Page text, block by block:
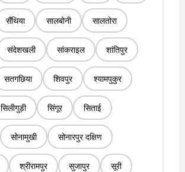
सैंथिया सालबोनी सालतोरा
संदेशखली सांकराइल शांतिपुर
सतगछिया शिवपुर श्यामपुकुर
सिलीगुड़ी सिंगूर सिताई
सोनामुखी सोनारपुर दक्षिण
श्रीरामपुर सुजापुर सूरी